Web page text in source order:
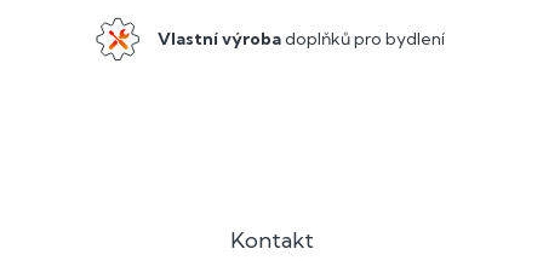
Vlastní výrobadoplňků pro bydlení
Kontakt